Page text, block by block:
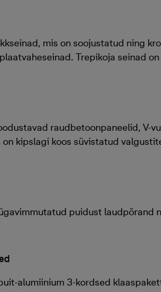
mis on soojustatud ning
Trepikoja seinad
raudbetoonpaneelid, V-
kipslagi koos süvistatud
puidust laudpõrand
alumiinium 3-kordsed